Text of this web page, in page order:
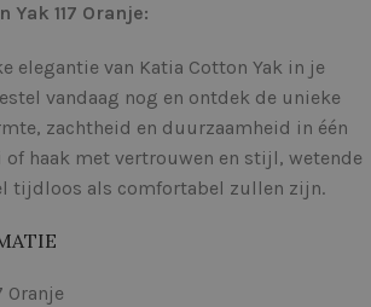
117 Oranje:
elegantie van Katia Cotton Yak in je
vandaag nog en ontdek de unieke
zachtheid en duurzaamheid in één
of haak met vertrouwen en stijl, wetende
tijdloos als comfortabel zullen zijn.
Oranje